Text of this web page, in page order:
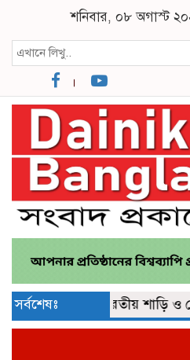
শনিবার, ০৮ অগাস্ট
সর্বশেষঃ
লাখ টাকার ভারতীয় শাড়ি ও